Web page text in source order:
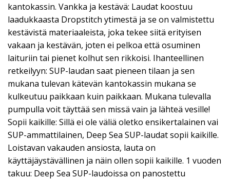
kantokassin. Vankka ja kestävä: Laudat koostuu
laadukkaasta Dropstitch ytimestä ja se on valmistettu
kestävistä materiaaleista, joka tekee siitä erityisen
vakaan ja kestävän, joten ei pelkoa että osuminen
laituriin tai pienet kolhut sen rikkoisi. Ihanteellinen
retkeilyyn: SUP-laudan saat pieneen tilaan ja sen
mukana tulevan kätevän kantokassin mukana se
kulkeutuu paikkaan kuin paikkaan. Mukana tulevalla
pumpulla voit täyttää sen missä vain ja lähteä vesille!
Sopii kaikille: Sillä ei ole väliä oletko ensikertalainen vai
SUP-ammattilainen, Deep Sea SUP-laudat sopii kaikille.
Loistavan vakauden ansiosta, lauta on
käyttäjäystävällinen ja näin ollen sopii kaikille. 1 vuoden
takuu: Deep Sea SUP-laudoissa on panostettu